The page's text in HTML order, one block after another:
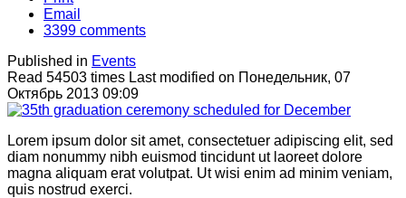
Email
3399 comments
Published in Events
Read 54503 times Last modified on Понедельник, 07
Октябрь 2013 09:09
Lorem ipsum dolor sit amet, consectetuer adipiscing elit, sed
diam nonummy nibh euismod tincidunt ut laoreet dolore
magna aliquam erat volutpat. Ut wisi enim ad minim veniam,
quis nostrud exerci.